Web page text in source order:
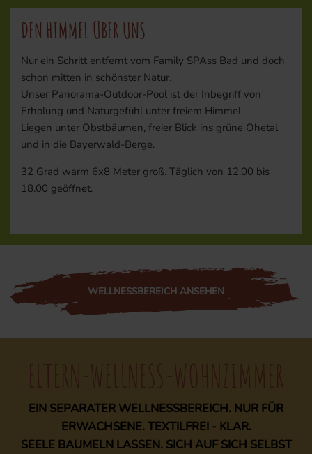
DEN HIMMEL ÜBER UNS
Nur ein Schritt entfernt vom Family SPAss Bad und doch
schon mitten in schönster Natur.
Unser Panorama-Outdoor-Pool ist der Inbegriff von
Erholung und Naturgefühl unter freiem Himmel.
Liegen unter Obstbäumen, freier Blick ins grüne Ohetal
und in die Bayerwald-Berge.
32 Grad warm 6x8 Meter groß. Täglich von 12.00 bis
18.00 geöffnet.
WELLNESSBEREICH ANSEHEN
EIN SEPARATER WELLNESSBEREICH. NUR FÜR
ERWACHSENE. TEXTILFREI - KLAR.
SEELE BAUMELN LASSEN. SICH AUF SICH SELBST